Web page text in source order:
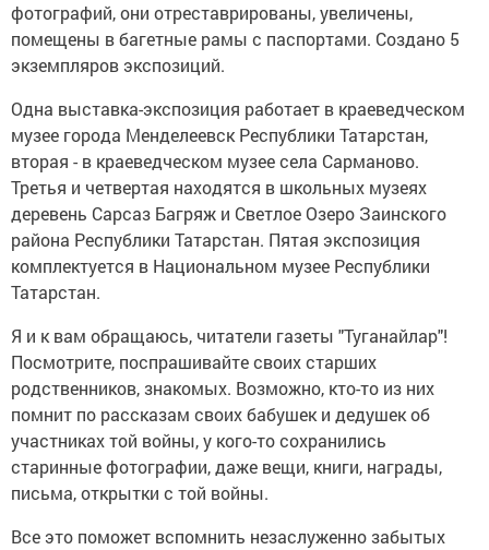
фотографий, они отреставрированы, увеличены,
помещены в багетные рамы с паспортами. Создано 5
экземпляров экспозиций.
Одна выставка-экспозиция работает в краеведческом
музее города Менделеевск Республики Татарстан,
вторая - в краеведческом музее села Сарманово.
Третья и четвертая находятся в школьных музеях
деревень Сарсаз Багряж и Светлое Озеро Заинского
района Республики Татарстан. Пятая экспозиция
комплектуется в Национальном музее Республики
Татарстан.
Я и к вам обращаюсь, читатели газеты "Туганайлар"!
Посмотрите, поспрашивайте своих старших
родственников, знакомых. Возможно, кто-то из них
помнит по рассказам своих бабушек и дедушек об
участниках той войны, у кого-то сохранились
старинные фотографии, даже вещи, книги, награды,
письма, открытки с той войны.
Все это поможет вспомнить незаслуженно забытых